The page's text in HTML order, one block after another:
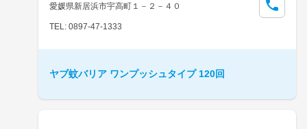
愛媛県新居浜市宇高町１－２－４０
TEL: 0897-47-1333
ヤブ蚊バリア ワンプッシュタイプ 120回